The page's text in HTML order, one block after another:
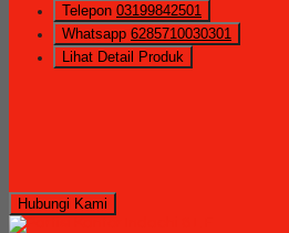
Telepon 03199842501
Whatsapp 6285710030301
Lihat Detail Produk
Hubungi Kami